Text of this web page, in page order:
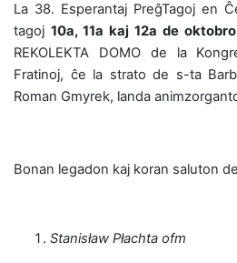
La 38. Esperantaj PreĝTagoj en
tagoj 10a, 11a kaj 12a de
REKOLEKTA DOMO de la
Fratinoj, ĉe la strato de s-ta
Roman Gmyrek, landa
Bonan legadon kaj koran saluton
Stanisław Płachta ofm